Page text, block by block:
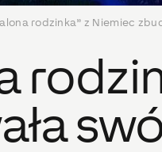
rodzinka” z Niemiec